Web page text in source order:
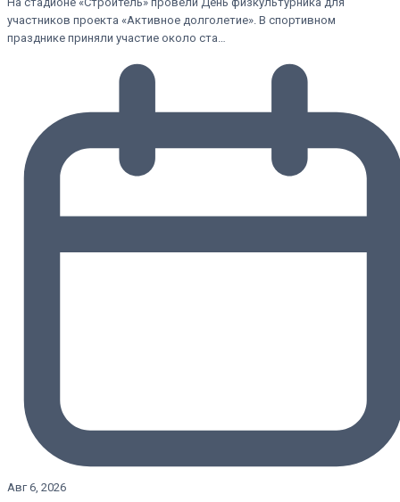
участников проекта «Активное долголетие». В спортивном
празднике приняли участие около ста…
Авг 6, 2026